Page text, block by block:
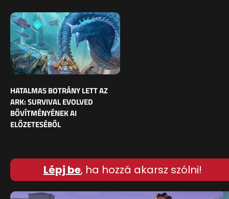
HATALMAS BOTRÁNY LETT AZ
ARK: SURVIVAL EVOLVED
BŐVÍTMÉNYÉNEK AI
ELŐZETESÉBŐL
Lépj be, ha hozzá akarsz szólni!